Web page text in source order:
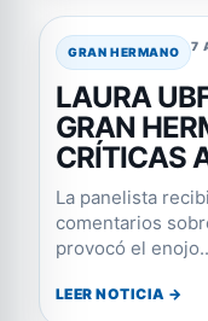
GRAN HERMANO 7
LAURA
GRAN
CRÍTICAS
La panelista
comentarios
provocó el
LEER NOTICIA →